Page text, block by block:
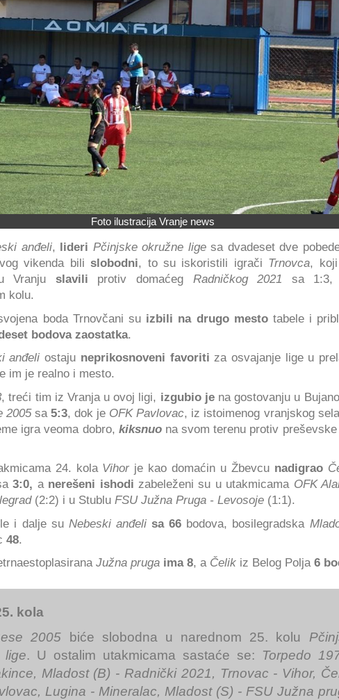
Foto ilustracija Vranje news
anđeli, lideri Pčinjske okružne ligesa dvadeset dve
vikenda bili slobodni, to su iskoristili igrači Trnovca,
Vranju slavili protiv domaćeg Radničkog 2021 sa 1:3,
kolu.
boda Trnovčani su izbili na drugo mestotabele i
bodova zaostatka.
anđeli ostaju neprikosnoveni favoriti za osvajanje lige u
im je realno i mesto.
, treći tim iz Vranja u ovoj ligi, izgubio jena gostovanju u
2005sa5:3, dok je OFK Pavlovac, iz istoimenog vranjskog
igra veoma dobro, kiksnuona svom terenu protiv preševske
24. kola Vihor je kao domaćin u Žbevcu nadigrao
3:0, a nerešeni ishodi zabeleženi su u utakmicama OFK
(2:2) i u Stublu FSU Južna Pruga - Levosoje (1:1).
i dalje su Nebeski anđeli sa 66 bodova, bosilegradska
48.
Južna pruga ima 8, a Čelik iz Belog Polja 6
kola
2005 biće slobodna u narednom 25. kolu
lige. U ostalim utakmicama sastaće se:
Torpedo
Mladost (B) - Radnički 2021, Trnovac - Vihor,
Lugina - Mineralac, Mladost (S) - FSU Južna